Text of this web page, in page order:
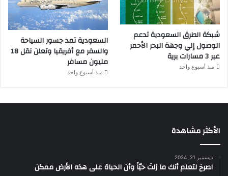
شبكة الطرق السعودية تدعم
الوصول إلي وجهة البحر الأحمر
عبر 3 مسارات برية
منذ أسبوع واحد
السعودية تمد جسور السياحة
والسفر مع أفريقيا وتعلن نقل 18
مليون مسافر
منذ أسبوع واحد
الأكثر مشاهدة
ديسمبر 21, 2024
‫اصرخ لتعلم أنك ما زلتَ حيّاً وأن الحياة على هذه الأرض ممكن